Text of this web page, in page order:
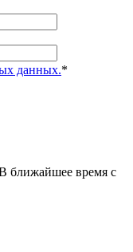
данных.*
ближайшее время с